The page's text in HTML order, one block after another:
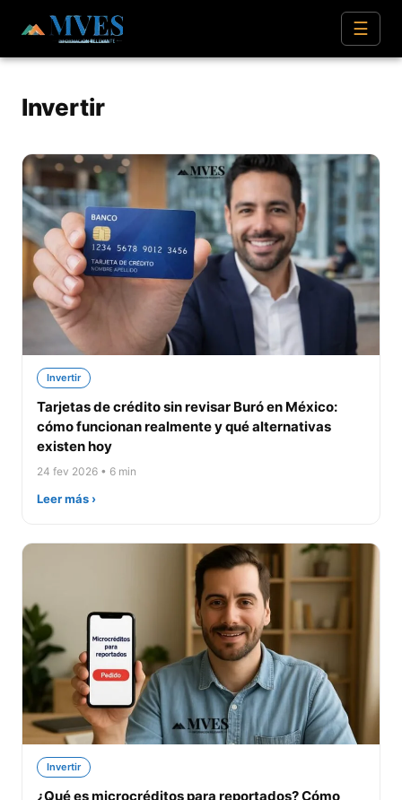
☰
Invertir
Invertir
Tarjetas de crédito sin revisar Buró en México:
cómo funcionan realmente y qué alternativas
existen hoy
24 fev 2026 • 6 min
Leer más ›
Invertir
¿Qué es microcréditos para reportados? Cómo